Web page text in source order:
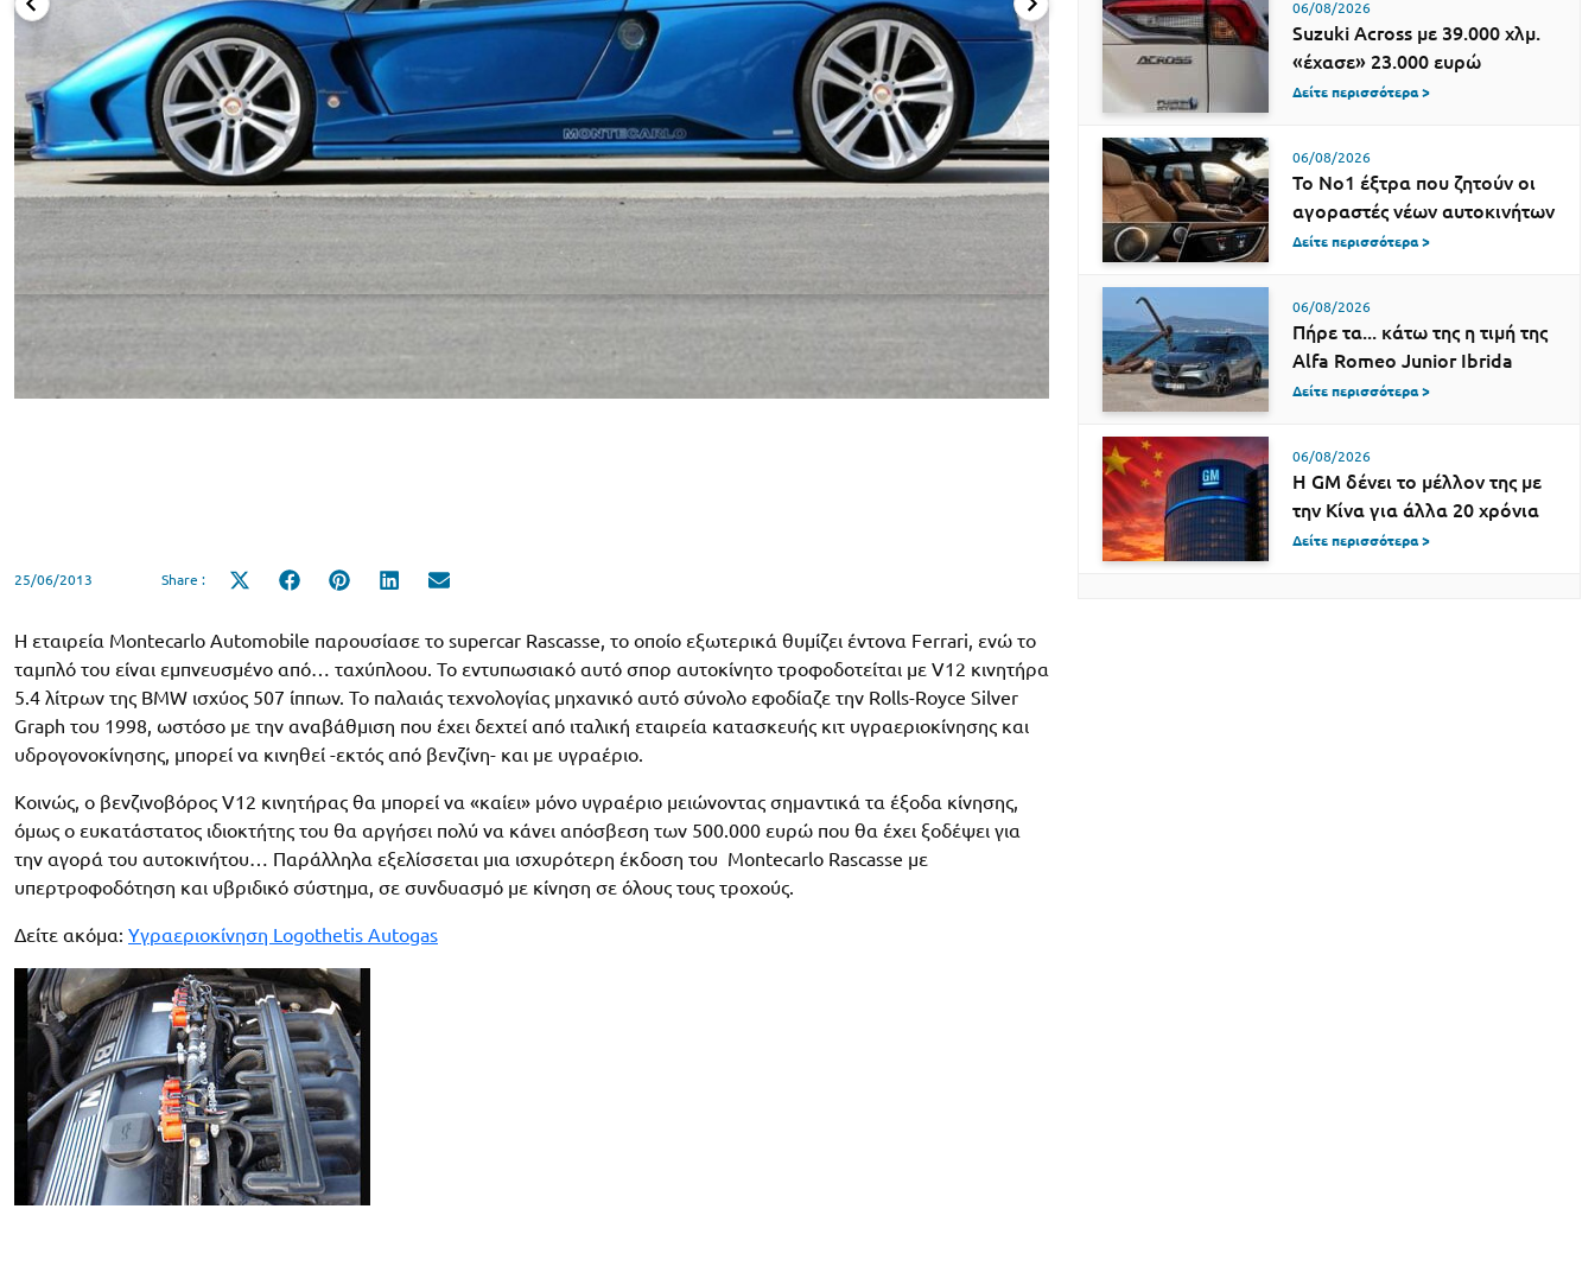
25/06/2013 Share :
Share
Share
Share
Share
Η εταιρεία Montecarlo Automobile παρουσίασε το supercar Rascasse, το οποίο εξωτερικά θυμίζει έντονα Ferrari, ενώ το
ταμπλό του είναι εμπνευσμένο από… ταχύπλοου. Το εντυπωσιακό αυτό σπορ αυτοκίνητο τροφοδοτείται με V12 κινητήρα
5.4 λίτρων της BMW ισχύος 507 ίππων. Το παλαιάς τεχνολογίας μηχανικό αυτό σύνολο εφοδίαζε την Rolls-Royce Silver
Graph του 1998, ωστόσο με την αναβάθμιση που έχει δεχτεί από ιταλική εταιρεία κατασκευής κιτ υγραεριοκίνησης και
υδρογονοκίνησης, μπορεί να κινηθεί -εκτός από βενζίνη- και με υγραέριο.
Κοινώς, ο βενζινοβόρος V12 κινητήρας θα μπορεί να «καίει» μόνο υγραέριο μειώνοντας σημαντικά τα έξοδα κίνησης,
όμως ο ευκατάστατος ιδιοκτήτης του θα αργήσει πολύ να κάνει απόσβεση των 500.000 ευρώ που θα έχει ξοδέψει για
την αγορά του αυτοκινήτου… Παράλληλα εξελίσσεται μια ισχυρότερη έκδοση του Montecarlo Rascasse με
υπερτροφοδότηση και υβριδικό σύστημα, σε συνδυασμό με κίνηση σε όλους τους τροχούς.
Δείτε ακόμα: Υγραεριοκίνηση Logothetis Autogas
06/08/2026
Suzuki Across με 39.000 χλμ.
«έχασε» 23.000 ευρώ
Δείτε περισσότερα >
06/08/2026
Το Νο1 έξτρα που ζητούν οι
αγοραστές νέων αυτοκινήτων
Δείτε περισσότερα >
06/08/2026
Πήρε τα... κάτω της η τιμή της
Alfa Romeo Junior Ibrida
Δείτε περισσότερα >
06/08/2026
Η GM δένει το μέλλον της με
την Κίνα για άλλα 20 χρόνια
Δείτε περισσότερα >